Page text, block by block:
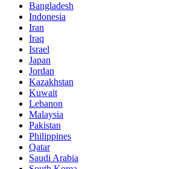
Bangladesh
Indonesia
Iran
Iraq
Israel
Japan
Jordan
Kazakhstan
Kuwait
Lebanon
Malaysia
Pakistan
Philippines
Qatar
Saudi Arabia